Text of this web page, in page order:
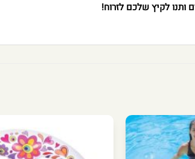
ותנו לקיץ שלכם לזרוח!